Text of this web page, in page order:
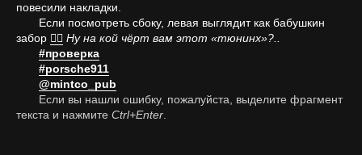
повесили накладки.
Если посмотреть сбоку, левая выглядит как бабушкин
забор 🤦‍♂️ Ну на кой чёрт вам этот «тюнинх»?..
#проверка
#porsche911
@mintco_pub
Если вы нашли ошибку, пожалуйста, выделите фрагмент
текста и нажмите Ctrl+Enter